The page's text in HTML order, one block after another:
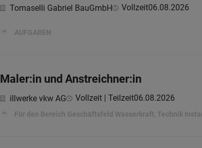
Tomaselli Gabriel BauGmbH Vollzeit06.08.2026
AUFGABEN
Maler:in und Anstreichner:in
illwerke vkw AG Vollzeit | Teilzeit06.08.2026
Für den Bereich Geschäftsfeld Wasserkraft, Technik